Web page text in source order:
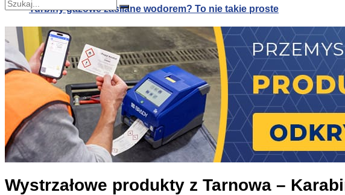
Turbiny gazowe zasilane wodorem? To nie takie proste
Alternatywa dla klimatyzacji: druk 3D systemów pasywnego
Turbiny gazowe zasilane wodorem? To nie takie proste
Nie znaleziono
Zobacz wszystkie wyniki
Wystrzałowe produkty z Tarnowa –